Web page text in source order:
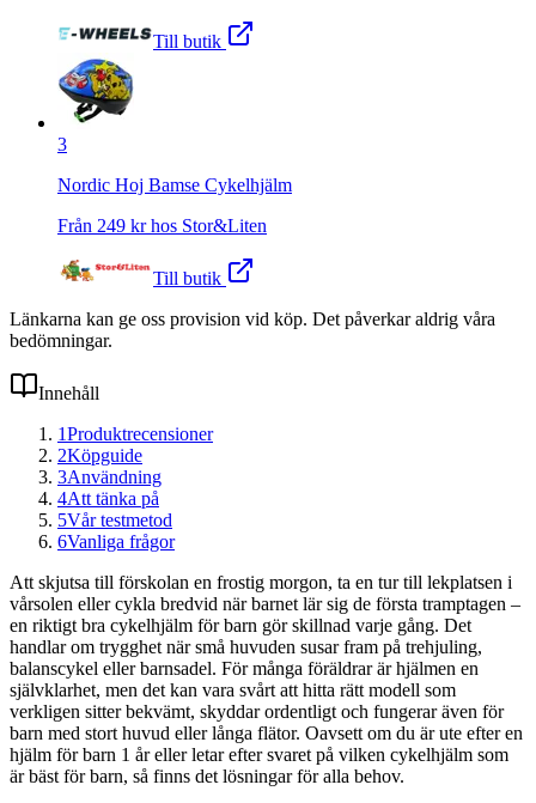
Till butik
3
Nordic Hoj Bamse Cykelhjälm
Från 249 kr hos Stor&Liten
Till butik
Länkarna kan ge oss provision vid köp. Det påverkar aldrig våra
bedömningar.
Innehåll
1Produktrecensioner
2Köpguide
3Användning
4Att tänka på
5Vår testmetod
6Vanliga frågor
Att skjutsa till förskolan en frostig morgon, ta en tur till lekplatsen i
vårsolen eller cykla bredvid när barnet lär sig de första tramptagen –
en riktigt bra cykelhjälm för barn gör skillnad varje gång. Det
handlar om trygghet när små huvuden susar fram på trehjuling,
balanscykel eller barnsadel. För många föräldrar är hjälmen en
självklarhet, men det kan vara svårt att hitta rätt modell som
verkligen sitter bekvämt, skyddar ordentligt och fungerar även för
barn med stort huvud eller långa flätor. Oavsett om du är ute efter en
hjälm för barn 1 år eller letar efter svaret på vilken cykelhjälm som
är bäst för barn, så finns det lösningar för alla behov.